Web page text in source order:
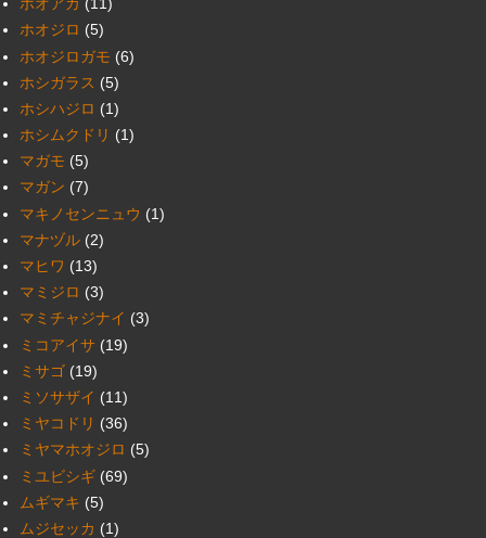
ホオジロ (5)
ホオジロガモ (6)
ホシガラス (5)
ホシハジロ (1)
ホシムクドリ (1)
マガモ (5)
マガン (7)
マキノセンニュウ (1)
マナヅル (2)
マヒワ (13)
マミジロ (3)
マミチャジナイ (3)
ミコアイサ (19)
ミサゴ (19)
ミソサザイ (11)
ミヤコドリ (36)
ミヤマホオジロ (5)
ミユビシギ (69)
ムギマキ (5)
ムジセッカ (1)